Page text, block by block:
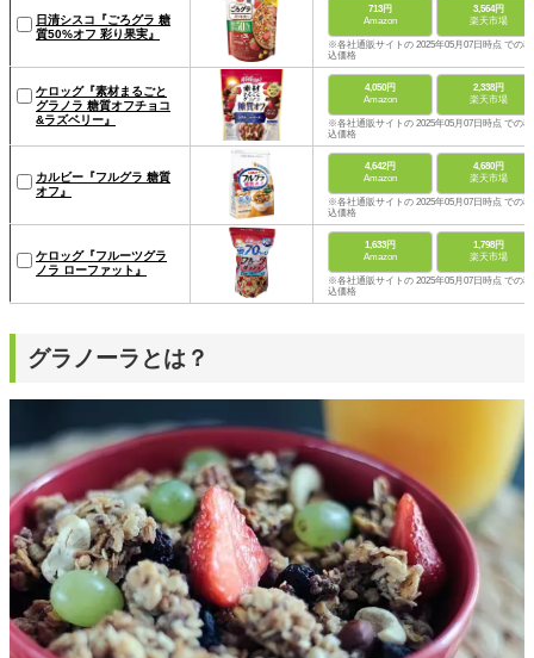
日清シスコ『ごろグラ 糖
質50%オフ 彩り果実』
713円
Amazon
3,564円
楽天市場
※各社通販サイトの 2025年05月07日時点 での税
込価格
ケロッグ『素材まるごと
グラノラ 糖質オフチョコ
&ラズベリー』
4,050円
Amazon
2,338円
楽天市場
※各社通販サイトの 2025年05月07日時点 での税
込価格
カルビー『フルグラ 糖質
オフ』
4,642円
Amazon
4,680円
楽天市場
※各社通販サイトの 2025年05月07日時点 での税
込価格
ケロッグ『フルーツグラ
ノラ ローファット』
1,633円
Amazon
1,798円
楽天市場
※各社通販サイトの 2025年05月07日時点 での税
込価格
グラノーラとは？